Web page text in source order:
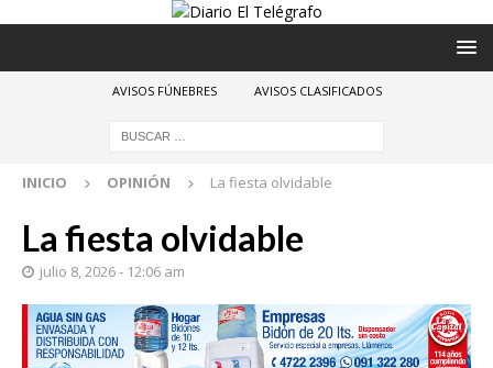
AVISOS FÚNEBRES AVISOS CLASIFICADOS
INICIO OPINIÓN La fiesta olvidable
La fiesta olvidable
julio 8, 2026 - 12:06 am